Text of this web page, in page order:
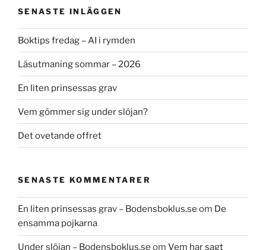
SENASTE INLÄGGEN
Boktips fredag – AI i rymden
Läsutmaning sommar – 2026
En liten prinsessas grav
Vem gömmer sig under slöjan?
Det ovetande offret
SENASTE KOMMENTARER
En liten prinsessas grav – Bodensboklus.se om De
ensamma pojkarna
Under slöjan – Bodensboklus.se om Vem har sagt